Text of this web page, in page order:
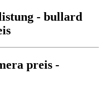
- bullard
preis -